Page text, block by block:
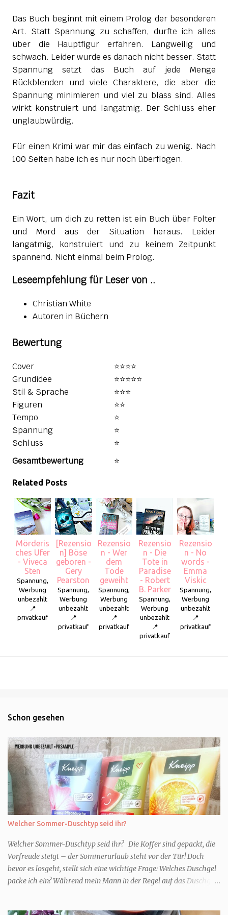
Das Buch beginnt mit einem Prolog der besonderen
Art. Statt Spannung zu schaffen, durfte ich alles
über die Hauptfigur erfahren. Langweilig und
schwach. Leider wurde es danach nicht besser. Statt
Spannung setzt das Buch auf jede Menge
Rückblenden und viele Charaktere, die aber die
Spannung minimieren und viel zu blass sind. Alles
wirkt konstruiert und langatmig. Der Schluss eher
unglaubwürdig.
Für einen Krimi war mir das einfach zu wenig. Nach
100 Seiten habe ich es nur noch überflogen.
Fazit
Ein Wort, um dich zu retten ist ein Buch über Folter
und Mord aus der Situation heraus. Leider
langatmig, konstruiert und zu keinem Zeitpunkt
spannend. Nicht einmal beim Prolog.
Leseempfehlung für Leser von ..
Christian White
Autoren in Büchern
Bewertung
Cover
⭐⭐⭐⭐
Grundidee
⭐⭐⭐⭐⭐️
Stil & Sprache
⭐⭐⭐
Figuren
⭐⭐
Tempo
⭐
Spannung
⭐
Schluss
⭐
Gesamtbewertung
⭐
Related Posts
Mörderis
ches Ufer
- Viveca
Sten
Spannung,
Werbung
unbezahlt
📍
privatkauf
[Rezensio
n] Böse
geboren -
Gery
Pearston
Spannung,
Werbung
unbezahlt
📍
privatkauf
Rezensio
n - Wer
dem
Tode
geweiht
Spannung,
Werbung
unbezahlt
📍
privatkauf
Rezensio
n - Die
Tote in
Paradise
- Robert
B. Parker
Spannung,
Werbung
unbezahlt
📍
privatkauf
Rezensio
n - No
words -
Emma
Viskic
Spannung,
Werbung
unbezahlt
📍
privatkauf
Schon gesehen
Welcher Sommer-Duschtyp seid ihr?
Welcher Sommer-Duschtyp seid ihr? Die Koffer sind gepackt, die
Vorfreude steigt – der Sommerurlaub steht vor der Tür! Doch
bevor es losgeht, stellt sich eine wichtige Frage: Welches Duschgel
packe ich ein? Während mein Mann in der Regel auf das Duschgel